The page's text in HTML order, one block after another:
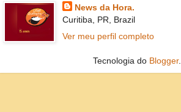
News da Hora.
Curitiba, PR, Brazil
Ver meu perfil completo
Tecnologia do Blogger.